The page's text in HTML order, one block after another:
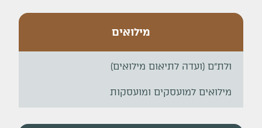
מילואים
ולת"ם (ועדה לתיאום מילואים)
מילואים למועסקים ומועסקות